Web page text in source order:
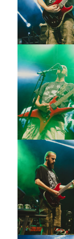
Galerija 2019
Galerija 2022
Galerija 2023
Galerija 2024
Galerija 2025